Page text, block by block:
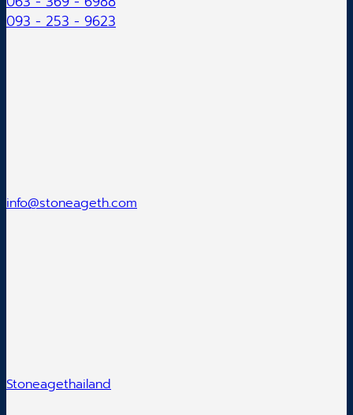
093 - 253 - 9623
info@stoneageth.com
Stoneagethailand